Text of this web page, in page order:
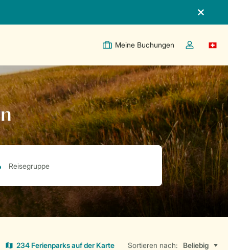
Meine Buchungen
Dropdown-
234 Ferienparks auf der Karte Sortieren nach: